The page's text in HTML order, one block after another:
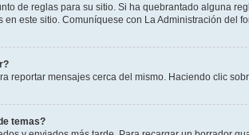
de reglas para su sitio. Si ha quebrantado alguna
este sitio. Comuníquese con La Administración del
reportar mensajes cerca del mismo. Haciendo clic
temas?